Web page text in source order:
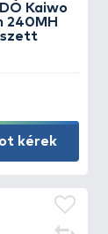
Kaiwo
240MH
szett
kérek